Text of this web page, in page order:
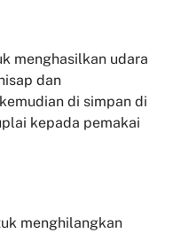
menghasilkan udara
dan
di simpan di
kepada pemakai
menghilangkan